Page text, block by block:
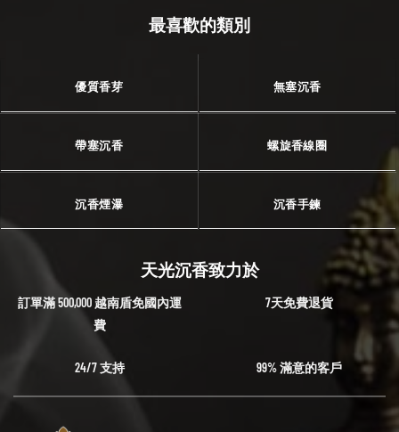
最喜歡的類別
優質香芽 無塞沉香
帶塞沉香 螺旋香線圈
沉香煙瀑 沉香手鍊
天光沉香致力於
訂單滿 500,000 越南盾免國內運
費
7天免費退貨
24/7 支持 99% 滿意的客戶